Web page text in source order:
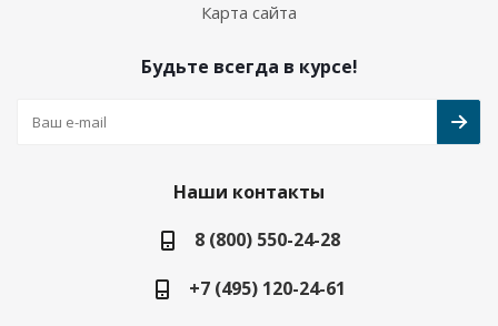
Карта сайта
Будьте всегда в курсе!
Наши контакты
8 (800) 550-24-28
+7 (495) 120-24-61